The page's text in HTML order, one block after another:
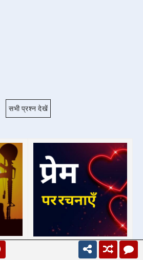
सभी प्रश्न देखें